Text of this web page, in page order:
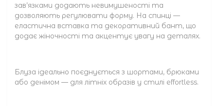
зав’язками додають невимушеності та
дозволяють регулювати форму. На спинці —
еластична вставка та декоративний бант, що
додає жіночності та акцентує увагу на деталях.
Блуза ідеально поєднується з шортами, брюками
або денімом — для літніх образів у стилі effortless.